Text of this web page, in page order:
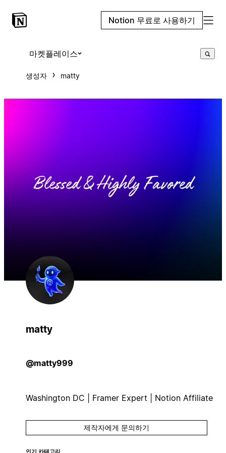
Notion 무료로 사용하기
마켓플레이스
생성자 matty
matty
@matty999
Washington DC | Framer Expert | Notion Affiliate
제작자에게 문의하기